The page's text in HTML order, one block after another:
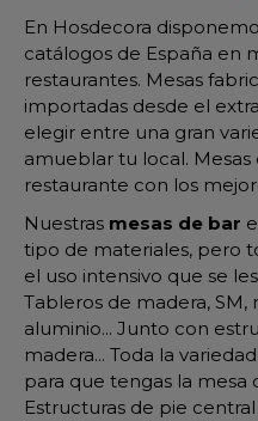
En Hosdecora
catálogos de España en
restaurantes. Mesas
importadas desde el
elegir entre una gran
amueblar tu local.
restaurante con los
Nuestras mesas de bar
tipo de materiales, pero
el uso intensivo que se
Tableros de madera, SM,
aluminio... Junto con
madera... Toda la
para que tengas la mesa
Estructuras de pie